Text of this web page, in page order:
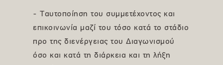
- Ταυτοποίηση του συμμετέχοντος και
επικοινωνία μαζί του τόσο κατά το στάδιο
προ της διενέργειας του Διαγωνισμού
όσο και κατά τη διάρκεια και τη λήξη